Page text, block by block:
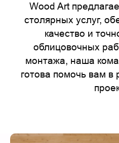
Wood Art
столярных услуг,
качество и
облицовочных
монтажа, наша
готова помочь вам в